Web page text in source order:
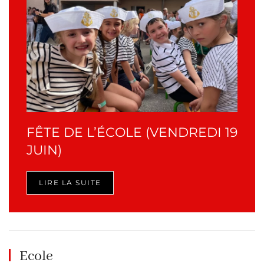
FÊTE DE L’ÉCOLE (VENDREDI 19
JUIN)
LIRE LA SUITE
Ecole